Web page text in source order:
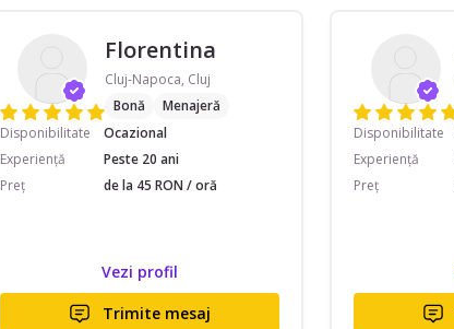
Florentina
Cluj-Napoca, Cluj
Bonă
Menajeră
Disponibilitate
Ocazional
Experiență
Peste 20 ani
Preț
de la 45 RON / oră
Vezi profil
Trimite mesaj
Disponibilitate
Experiență
Preț